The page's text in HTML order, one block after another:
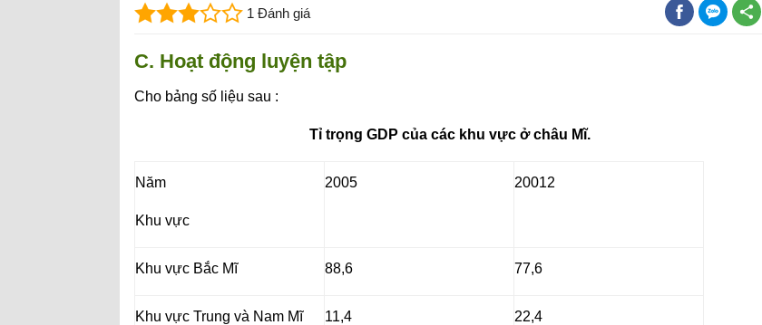
1 Đánh giá
C. Hoạt động luyện tập
Cho bảng số liệu sau :
Tỉ trọng GDP của các khu vực ở châu Mĩ.
Năm
Khu vực
2005 20012
Khu vực Bắc Mĩ 88,6 77,6
Khu vực Trung và Nam Mĩ 11,4 22,4